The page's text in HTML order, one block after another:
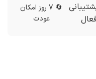
🔄 7 روز امکان
عودت